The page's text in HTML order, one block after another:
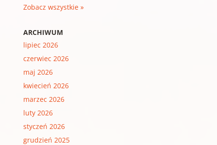
Zobacz wszystkie »
ARCHIWUM
lipiec 2026
czerwiec 2026
maj 2026
kwiecień 2026
marzec 2026
luty 2026
styczeń 2026
grudzień 2025